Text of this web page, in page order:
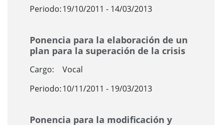
Periodo:19/10/2011 - 14/03/2013
Ponencia para la elaboración de un
plan para la superación de la crisis
Cargo:
Vocal
Periodo:10/11/2011 - 19/03/2013
Ponencia para la modificación y